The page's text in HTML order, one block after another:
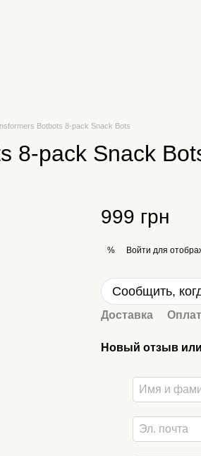
Botbots 8-pack Snack Bots
8-pack Snack
999 грн
% Войти для
Сообщить,
Доставка
Новый отзыв